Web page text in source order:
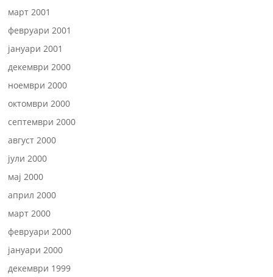
март 2001
февруари 2001
јануари 2001
декември 2000
ноември 2000
октомври 2000
септември 2000
август 2000
јули 2000
мај 2000
април 2000
март 2000
февруари 2000
јануари 2000
декември 1999